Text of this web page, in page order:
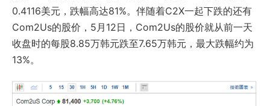
0.4116美元，跌幅高达81%。伴随着C2X一起下跌的还有
Com2Us的股价，5月12日，Com2Us的股价就从前一天
收盘时的每股8.85万韩元跌至7.65万韩元，最大跌幅约为
13%。